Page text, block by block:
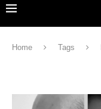
Home Tags